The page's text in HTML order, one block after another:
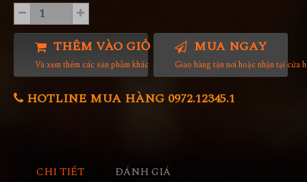
THÊM VÀO GIỎ HÀNG
Và xem thêm các sản phẩm khác
MUA NGAY
Giao hàng tận nơi hoặc nhận tại cửa
HOTLINE MUA HÀNG 0972.12345.1
CHI TIẾT ĐÁNH GIÁ